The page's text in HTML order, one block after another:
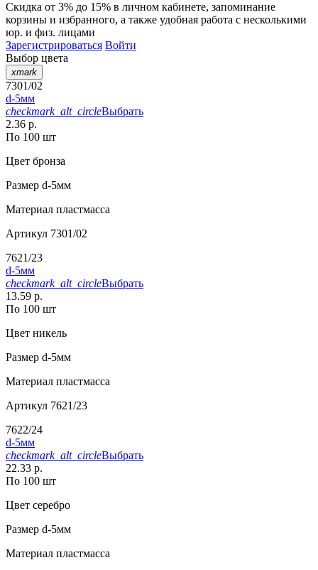
Скидка от 3% до 15% в личном кабинете, запоминание
корзины и избранного, а также удобная работа с несколькими
юр. и физ. лицами
Зарегистрироваться Войти
Выбор цвета
xmark
7301/02
d-5мм
checkmark_alt_circleВыбрать
2.36 р.
По 100 шт
Цвет бронза
Размер d-5мм
Материал пластмасса
Артикул 7301/02
7621/23
d-5мм
checkmark_alt_circleВыбрать
13.59 р.
По 100 шт
Цвет никель
Размер d-5мм
Материал пластмасса
Артикул 7621/23
7622/24
d-5мм
checkmark_alt_circleВыбрать
22.33 р.
По 100 шт
Цвет серебро
Размер d-5мм
Материал пластмасса